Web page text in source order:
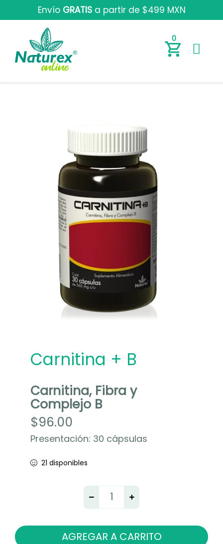
Envío GRATISa partir de $499 MXN
0
Carnitina + B
Carnitina, Fibra y
Complejo B
$96.00
Presentación: 30 cápsulas
21 disponibles
AGREGAR A CARRITO